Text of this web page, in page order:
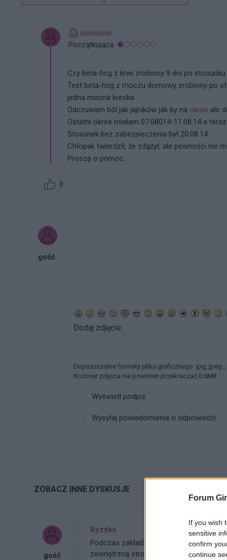
Forum
If you wish
sensitive
confirm
continue
kakadolar
Początkująca
Czy beta-hcg z krwi zrobiony 9 dni po
Test beta-hcg z moczu domowy zrobiony po
jedna mocna kreska .
Odczuwam ból jak jajników jak by na okres ale
Ostatni okres miałam 07.08014-11.08.14 a
Stosunek bez zabezpieczenia był 20.08.14
Chłopak twierdził, że zdążył, ale pewności nie
Proszę o pomoc.
0
gość
Dodaj zdjęcie:
Dopuszczalne formaty pliku graficznego: jpg, jpeg ,
Rozmiar zdjęcia nie powinien przekraczać 0.6MB.
Wyświetl podpis
Wysyłaj powiadomienia o odpowiedzi
ZOBACZ INNE DYSKUSJE
gość
Ryzyko
Podczas zakładania prezerwatywy
zewnętrzną stronę i został fizycznie